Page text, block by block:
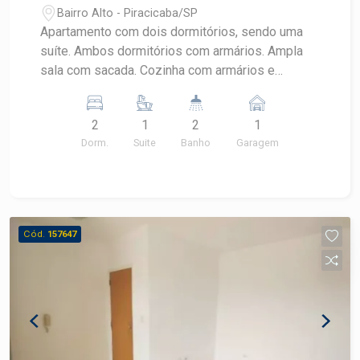
Bairro Alto - Piracicaba/SP
Apartamento com dois dormitórios, sendo uma
suíte. Ambos dormitórios com armários. Ampla
sala com sacada. Cozinha com armários e
banheiro e quarto de despejo que pode ser
revertido em escritório. 01 vaga de garagem
coberta. Condomínio oferece salão de festas.
2
Dorm.
1
Suite
2
Banho
1
Garagem
Cód. 157647